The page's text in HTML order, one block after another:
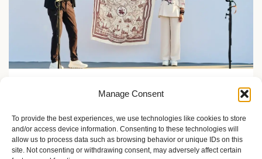
Manage Consent
To provide the best experiences, we use technologies like cookies to store
and/or access device information. Consenting to these technologies will
allow us to process data such as browsing behavior or unique IDs on this
site. Not consenting or withdrawing consent, may adversely affect certain
minuta?
2 meseca ago Sandra Iršević